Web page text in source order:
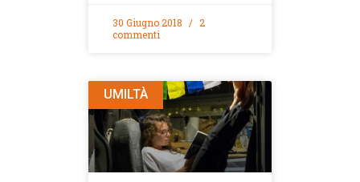
30 Giugno 2018
2
commenti
UMILTÀ